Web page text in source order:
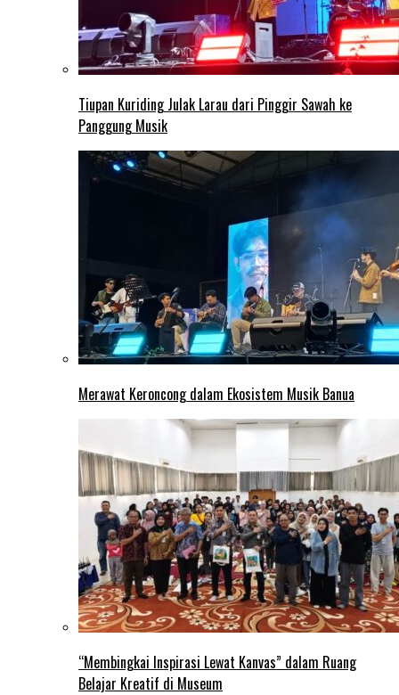
Tiupan Kuriding Julak Larau dari Pinggir Sawah ke
Panggung Musik
Merawat Keroncong dalam Ekosistem Musik Banua
“Membingkai Inspirasi Lewat Kanvas” dalam Ruang
Belajar Kreatif di Museum